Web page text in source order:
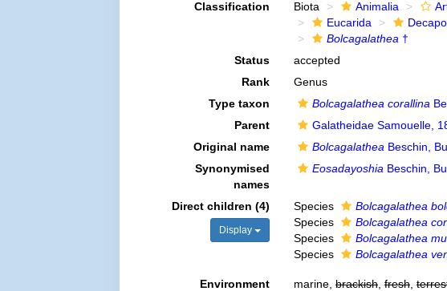
Classification Biota Animalia
Eucarida
Bolcagalathea †
Status
accepted
Rank
Genus
Type taxon
Bolcagalathea corallina
Parent
Galatheidae Samouelle,
Original name
Bolcagalathea Beschin,
Synonymised
names
Eosadayoshia Beschin,
Direct children (4)
Display
Species Bolcagalathea
Species
Bolcagalathea
Species
Bolcagalathea
Species
Bolcagalathea
Environment marine, brackish, fresh,